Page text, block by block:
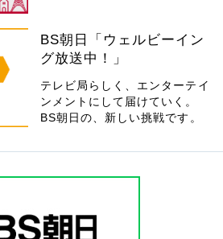
BS朝日「ウェルビーイン
グ放送中！」
テレビ局らしく、エンターテイ
ンメントにして届けていく。
BS朝日の、新しい挑戦です。